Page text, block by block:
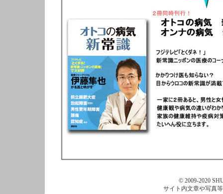
© 2009-2020
サイト内文章や写真